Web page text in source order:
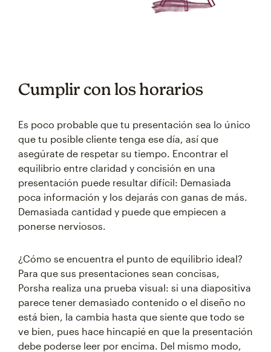
Cumplir con los horarios
Es poco probable que tu presentación sea lo único
que tu posible cliente tenga ese día, así que
asegúrate de respetar su tiempo. Encontrar el
equilibrio entre claridad y concisión en una
presentación puede resultar difícil: Demasiada
poca información y los dejarás con ganas de más.
Demasiada cantidad y puede que empiecen a
ponerse nerviosos.
¿Cómo se encuentra el punto de equilibrio ideal?
Para que sus presentaciones sean concisas,
Porsha realiza una prueba visual: si una diapositiva
parece tener demasiado contenido o el diseño no
está bien, la cambia hasta que siente que todo se
ve bien, pues hace hincapié en que la presentación
debe poderse leer por encima. Del mismo modo,